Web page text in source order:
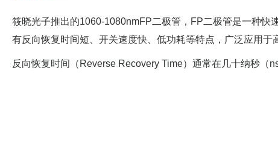
筱晓光子推出的1060-1080nmFP二极管，FP二极管是一种
有反向恢复时间短、开关速度快、低功耗等特点，广泛应用于
反向恢复时间（Reverse Recovery Time）通常在几十纳秒（